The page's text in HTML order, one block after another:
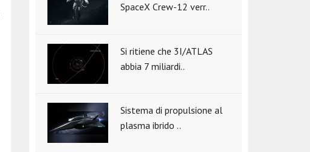
SpaceX Crew-12 verr..
Si ritiene che 3I/ATLAS
abbia 7 miliardi..
Sistema di propulsione al
plasma ibrido ..